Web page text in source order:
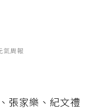
氣周報
張家樂、紀文禮